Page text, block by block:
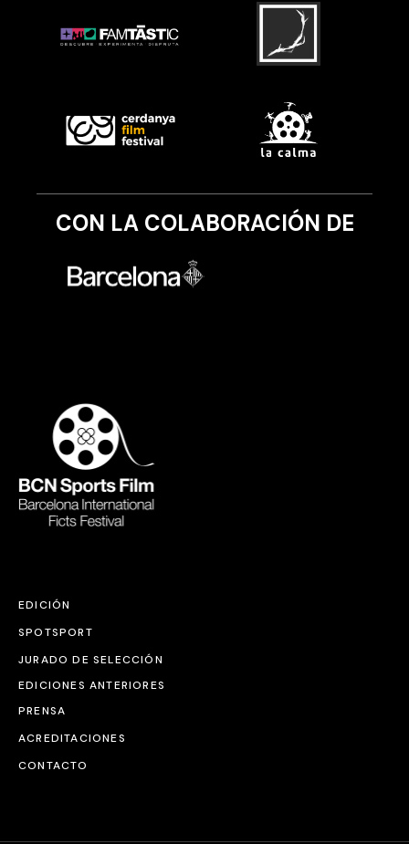
CON LA COLABORACIÓN DE
EDICIÓN
SPOTSPORT
JURADO DE SELECCIÓN
EDICIONES ANTERIORES
PRENSA
ACREDITACIONES
CONTACTO